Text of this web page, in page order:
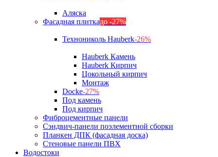
Аляска
Фасадная плиткадо -27%
Технониколь Hauberk-26%
Hauberk Камень
Hauberk Кирпич
Цокольный кирпич
Монтаж
Docke-27%
Под камень
Под кирпич
Фиброцементные панели
Сэндвич-панели поэлементной сборки
Планкен ДПК (фасадная доска)
Стеновые панели ПВХ
Водостоки